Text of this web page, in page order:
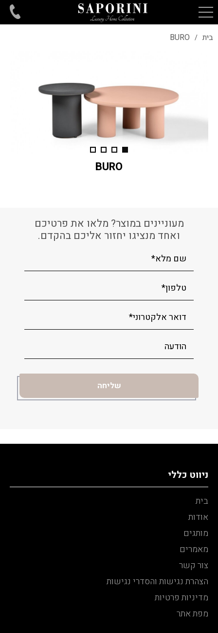
בית /
BURO
BURO
מעוניינים במוצר? מלאו את פרטיכם
ואחד מנציגו יחזור אליכם בהקדם.
ניווט כללי
בית
אודות
מותגים
מאמרים
צור קשר
הצהרת נגישות והסדרי נגישות
מדיניות פרטיות
מפת אתר